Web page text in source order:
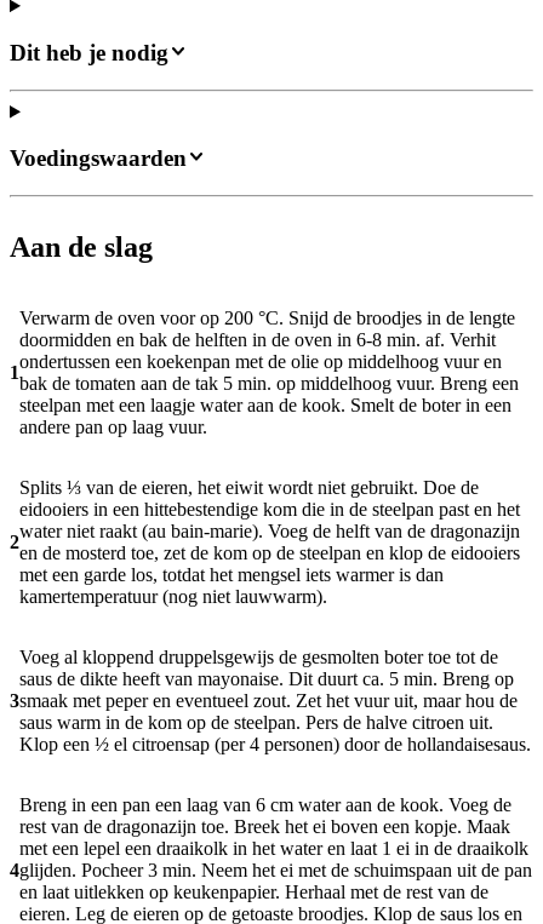
Dit heb je nodig
Aan de slag
1
Verwarm de oven voor op 200 °C. Snijd de broodjes in de lengte
doormidden en bak de helften in de oven in 6-8 min. af. Verhit
ondertussen een koekenpan met de olie op middelhoog vuur en
bak de tomaten aan de tak 5 min. op middelhoog vuur. Breng een
steelpan met een laagje water aan de kook. Smelt de boter in een
andere pan op laag vuur.
2
Splits ⅓ van de eieren, het eiwit wordt niet gebruikt. Doe de
eidooiers in een hittebestendige kom die in de steelpan past en het
water niet raakt (au bain-marie). Voeg de helft van de dragonazijn
en de mosterd toe, zet de kom op de steelpan en klop de eidooiers
met een garde los, totdat het mengsel iets warmer is dan
kamertemperatuur (nog niet lauwwarm).
3
Voeg al kloppend druppelsgewijs de gesmolten boter toe tot de
saus de dikte heeft van mayonaise. Dit duurt ca. 5 min. Breng op
smaak met peper en eventueel zout. Zet het vuur uit, maar hou de
saus warm in de kom op de steelpan. Pers de halve citroen uit.
Klop een ½ el citroensap (per 4 personen) door de hollandaisesaus.
4
Breng in een pan een laag van 6 cm water aan de kook. Voeg de
rest van de dragonazijn toe. Breek het ei boven een kopje. Maak
met een lepel een draaikolk in het water en laat 1 ei in de draaikolk
glijden. Pocheer 3 min. Neem het ei met de schuimspaan uit de pan
en laat uitlekken op keukenpapier. Herhaal met de rest van de
eieren. Leg de eieren op de getoaste broodjes. Klop de saus los en
Voedingswaarden